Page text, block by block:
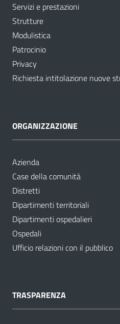
Servizi e prestazioni
Strutture
Modulistica
Patrocinio
Privacy
Richiesta intitolazione nuove
ORGANIZZAZIONE
Azienda
Case della comunità
Distretti
Dipartimenti territoriali
Dipartimenti ospedalieri
Ospedali
Ufficio relazioni con il pubblico
TRASPARENZA